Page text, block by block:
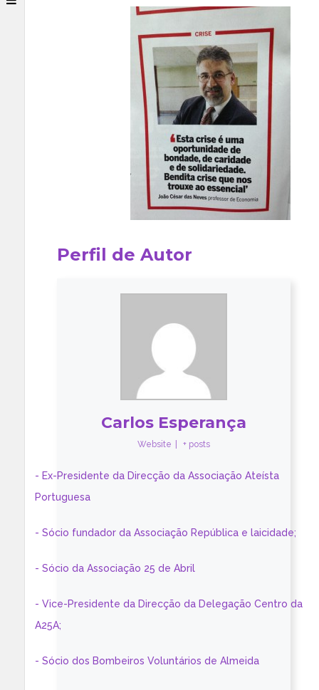
Perfil de Autor
Carlos Esperança
Website + posts
- Ex-Presidente da Direcção da Associação Ateísta
Portuguesa
- Sócio fundador da Associação República e laicidade;
- Sócio da Associação 25 de Abril
- Vice-Presidente da Direcção da Delegação Centro da
A25A;
- Sócio dos Bombeiros Voluntários de Almeida